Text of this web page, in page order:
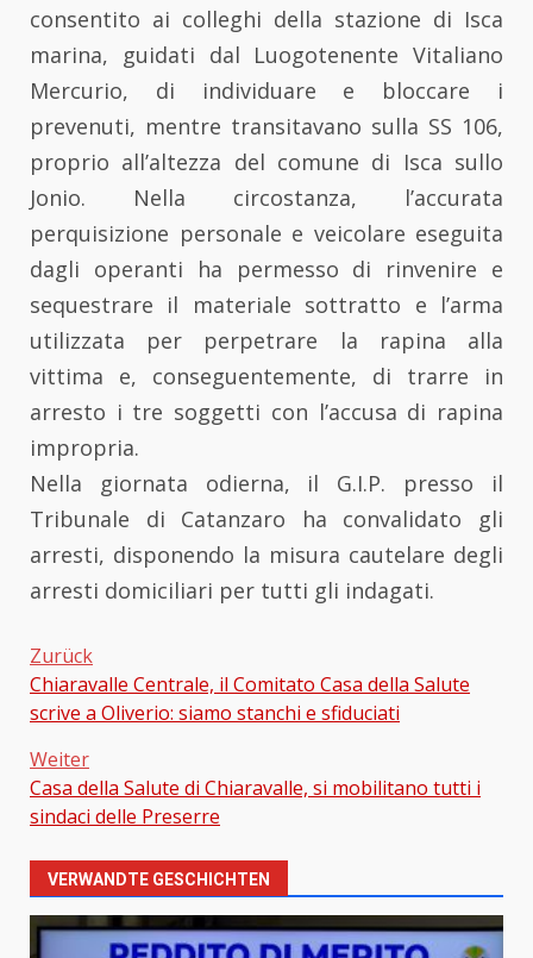
consentito ai colleghi della stazione di Isca
marina, guidati dal Luogotenente Vitaliano
Mercurio, di individuare e bloccare i
prevenuti, mentre transitavano sulla SS 106,
proprio all’altezza del comune di Isca sullo
Jonio. Nella circostanza, l’accurata
perquisizione personale e veicolare eseguita
dagli operanti ha permesso di rinvenire e
sequestrare il materiale sottratto e l’arma
utilizzata per perpetrare la rapina alla
vittima e, conseguentemente, di trarre in
arresto i tre soggetti con l’accusa di rapina
impropria.
Nella giornata odierna, il G.I.P. presso il
Tribunale di Catanzaro ha convalidato gli
arresti, disponendo la misura cautelare degli
arresti domiciliari per tutti gli indagati.
Beitragsnavigation
Zurück
Chiaravalle Centrale, il Comitato Casa della Salute
scrive a Oliverio: siamo stanchi e sfiduciati
Weiter
Casa della Salute di Chiaravalle, si mobilitano tutti i
sindaci delle Preserre
VERWANDTE GESCHICHTEN